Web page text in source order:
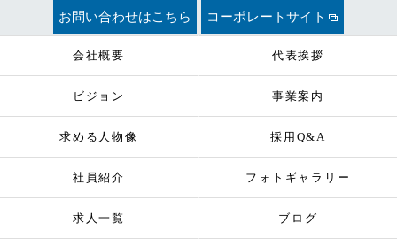
お問い合わせはこちら コーポレートサイト
会社概要 代表挨拶
ビジョン 事業案内
求める人物像 採用Q&A
社員紹介 フォトギャラリー
求人一覧 ブログ